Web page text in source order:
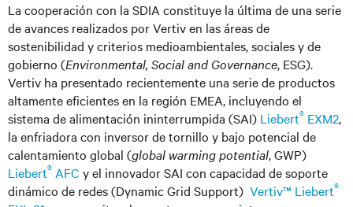
La cooperación con la SDIA constituye la última de una serie
de avances realizados por Vertiv en las áreas de
sostenibilidad y criterios medioambientales, sociales y de
gobierno (Environmental, Social and Governance, ESG).
Vertiv ha presentado recientemente una serie de productos
altamente eficientes en la región EMEA, incluyendo el
sistema de alimentación ininterrumpida (SAI) Liebert® EXM2,
la enfriadora con inversor de tornillo y bajo potencial de
calentamiento global (global warming potential, GWP)
Liebert® AFC y el innovador SAI con capacidad de soporte
dinámico de redes (Dynamic Grid Support) Vertiv™ Liebert®